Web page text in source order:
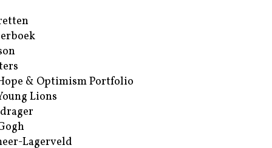
& Optimism Portfolio
Lions
Lagerveld